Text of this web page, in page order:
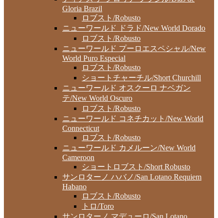
Gloria Brazil
ロブスト/Robusto
ニューワールド ドラド/New World Dorado
ロブスト/Robusto
ニューワールド プーロエスペシャル/New
World Puro Especial
ロブスト/Robusto
ショートチャーチル/Short Churchill
ニューワールド オスクーロ ナベガン
テ/New World Oscuro
ロブスト/Robusto
ニューワールド コネチカット/New World
Connecticut
ロブスト/Robusto
ニューワールド カメルーン/New World
Cameroon
ショートロブスト/Short Robusto
サンロターノ ハバノ/San Lotano Requiem
Habano
ロブスト/Robusto
トロ/Toro
サンロターノ マデューロ/San Lotano